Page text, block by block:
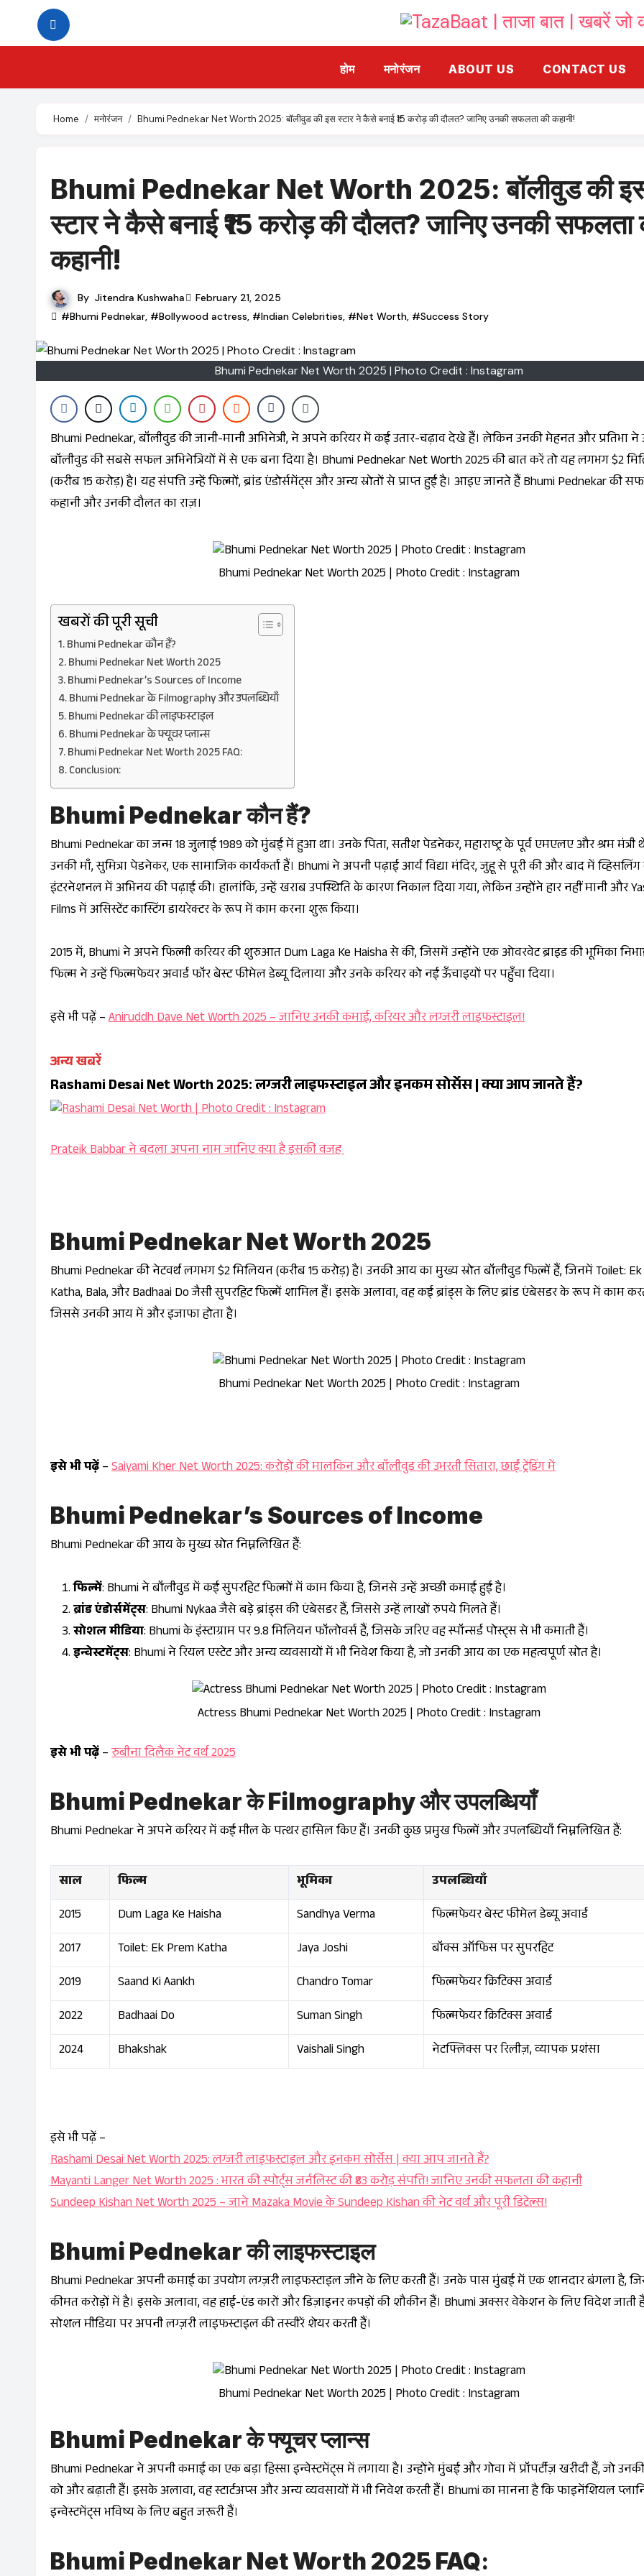
content
होम मनोरंजन ABOUT US CONTACT US
Home मनोरंजन Bhumi Pednekar Net Worth 2025: बॉलीवुड की इस स्टार ने कैसे बनाई ₹15 करोड़ की दौलत? जानिए उनकी सफलता की कहानी!
Bhumi Pednekar Net Worth 2025: बॉलीवुड की
स्टार ने कैसे बनाई ₹15 करोड़ की दौलत? जानिए उनकी सफलता
कहानी!
By Jitendra Kushwaha
February 21, 2025
#Bhumi Pednekar, #Bollywood actress, #Indian Celebrities, #Net Worth, #Success Story
Bhumi Pednekar Net Worth 2025 | Photo Credit : Instagram
Bhumi Pednekar, बॉलीवुड की जानी-मानी अभिनेत्री, ने अपने करियर में कई उतार-चढ़ाव देखे हैं। लेकिन उनकी मेहनत और प्रतिभा ने उन्हें
बॉलीवुड की सबसे सफल अभिनेत्रियों में से एक बना दिया है। Bhumi Pednekar Net Worth 2025 की बात करें तो यह लगभग $2
(करीब ₹15 करोड़) है। यह संपत्ति उन्हें फिल्मों, ब्रांड एंडोर्समेंट्स और अन्य स्रोतों से प्राप्त हुई है। आइए जानते हैं Bhumi Pednekar की
कहानी और उनकी दौलत का राज़।
Bhumi Pednekar Net Worth 2025 | Photo Credit : Instagram
खबरों की पूरी सूची
Bhumi Pednekar कौन हैं?
Bhumi Pednekar Net Worth 2025
Bhumi Pednekar’s Sources of Income
Bhumi Pednekar के Filmography और उपलब्धियाँ
Bhumi Pednekar की लाइफस्टाइल
Bhumi Pednekar के फ्यूचर प्लान्स
Bhumi Pednekar Net Worth 2025 FAQ:
Conclusion:
Bhumi Pednekar कौन हैं?
Bhumi Pednekar का जन्म 18 जुलाई 1989 को मुंबई में हुआ था। उनके पिता, सतीश पेडनेकर, महाराष्ट्र के पूर्व एमएलए और श्रम मंत्री
उनकी माँ, सुमित्रा पेडनेकर, एक सामाजिक कार्यकर्ता हैं। Bhumi ने अपनी पढ़ाई आर्य विद्या मंदिर, जुहू से पूरी की और बाद में
इंटरनेशनल में अभिनय की पढ़ाई की। हालांकि, उन्हें खराब उपस्थिति के कारण निकाल दिया गया, लेकिन उन्होंने हार नहीं मानी और
Films में असिस्टेंट कास्टिंग डायरेक्टर के रूप में काम करना शुरू किया।
2015 में, Bhumi ने अपने फिल्मी करियर की शुरुआतDum Laga Ke Haishaसे की, जिसमें उन्होंने एक ओवरवेट ब्राइड की भूमिका
फिल्म ने उन्हें फिल्मफेयर अवार्ड फॉर बेस्ट फीमेल डेब्यू दिलाया और उनके करियर को नई ऊँचाइयों पर पहुँचा दिया।
इसे भी पढ़ें –Aniruddh Dave Net Worth 2025 – जानिए उनकी कमाई, करियर और लग्जरी लाइफस्टाइल!
अन्य खबरें
Rashami Desai Net Worth 2025: लग्जरी लाइफस्टाइल और इनकम सोर्सेस | क्या आप जानते हैं?
PrateikBabbarने बदला अपना नाम जानिए क्या है इसकी वजह
Bhumi Pednekar Net Worth 2025
Bhumi Pednekar की नेटवर्थ लगभग $2 मिलियन (करीब ₹15 करोड़) है। उनकी आय का मुख्य स्रोत बॉलीवुड फिल्में हैं, जिनमेंToilet:
Katha, Bala, औरBadhaai Doजैसी सुपरहिट फिल्में शामिल हैं। इसके अलावा, वह कई ब्रांड्स के लिए ब्रांड एंबेसडर के रूप में काम
जिससे उनकी आय में और इजाफा होता है।
Bhumi Pednekar Net Worth 2025 | Photo Credit : Instagram
इसे भी पढ़ें–Saiyami Kher Net Worth 2025: करोड़ों की मालकिन और बॉलीवुड की उभरती सितारा, छाईं ट्रेंडिंग में
Bhumi Pednekar’s Sources of Income
Bhumi Pednekar की आय के मुख्य स्रोत निम्नलिखित हैं:
फिल्में: Bhumi ने बॉलीवुड में कई सुपरहिट फिल्मों में काम किया है, जिनसे उन्हें अच्छी कमाई हुई है।
ब्रांड एंडोर्समेंट्स: Bhumi Nykaa जैसे बड़े ब्रांड्स की एंबेसडर हैं, जिससे उन्हें लाखों रुपये मिलते हैं।
सोशल मीडिया: Bhumi के इंस्टाग्राम पर 9.8 मिलियन फॉलोवर्स हैं, जिसके जरिए वह स्पॉन्सर्ड पोस्ट्स से भी कमाती हैं।
इन्वेस्टमेंट्स: Bhumi ने रियल एस्टेट और अन्य व्यवसायों में भी निवेश किया है, जो उनकी आय का एक महत्वपूर्ण स्रोत है।
Actress Bhumi Pednekar Net Worth 2025 | Photo Credit : Instagram
इसे भी पढ़ें–रुबीना दिलैक नेट वर्थ 2025
Bhumi Pednekar के Filmography और उपलब्धियाँ
Bhumi Pednekar ने अपने करियर में कई मील के पत्थर हासिल किए हैं। उनकी कुछ प्रमुख फिल्में और उपलब्धियाँ निम्नलिखित हैं:
साल फिल्म भूमिका
उपलब्धियाँ
2015
Dum Laga Ke Haisha Sandhya Verma
फिल्मफेयर बेस्ट फीमेल डेब्यू अवार्ड
2017
Toilet: Ek Prem Katha Jaya Joshi
बॉक्स ऑफिस पर सुपरहिट
2019
Saand Ki Aankh Chandro Tomar
फिल्मफेयर क्रिटिक्स अवार्ड
2022
Badhaai Do Suman Singh
फिल्मफेयर क्रिटिक्स अवार्ड
2024
Bhakshak Vaishali Singh नेटफ्लिक्स पर रिलीज़, व्यापक प्रशंसा
इसे भी पढ़ें –
Rashami Desai Net Worth 2025: लग्जरी लाइफस्टाइल और इनकम सोर्सेस | क्या आप जानते हैं?
Mayanti Langer Net Worth 2025 : भारत की स्पोर्ट्स जर्नलिस्ट की ₹83 करोड़ संपत्ति! जानिए उनकी सफलता की कहानी
Sundeep Kishan Net Worth 2025 – जाने Mazaka Movie के Sundeep Kishan की नेट वर्थ और पूरी डिटेल्स!
Bhumi Pednekar की लाइफस्टाइल
Bhumi Pednekar अपनी कमाई का उपयोग लग्ज़री लाइफस्टाइल जीने के लिए करती हैं। उनके पास मुंबई में एक शानदार बंगला है,
कीमत करोड़ों में है। इसके अलावा, वह हाई-एंड कारों और डिज़ाइनर कपड़ों की शौकीन हैं। Bhumi अक्सर वेकेशन के लिए विदेश
सोशल मीडिया पर अपनी लग्ज़री लाइफस्टाइल की तस्वीरें शेयर करती हैं।
Bhumi Pednekar Net Worth 2025 | Photo Credit : Instagram
Bhumi Pednekar के फ्यूचर प्लान्स
Bhumi Pednekar ने अपनी कमाई का एक बड़ा हिस्सा इन्वेस्टमेंट्स में लगाया है। उन्होंने मुंबई और गोवा में प्रॉपर्टीज़ खरीदी हैं, जो
को और बढ़ाती हैं। इसके अलावा, वह स्टार्टअप्स और अन्य व्यवसायों में भी निवेश करती हैं। Bhumi का मानना है कि फाइनेंशियल
इन्वेस्टमेंट्स भविष्य के लिए बहुत जरूरी हैं।
Bhumi Pednekar Net Worth 2025 FAQ: